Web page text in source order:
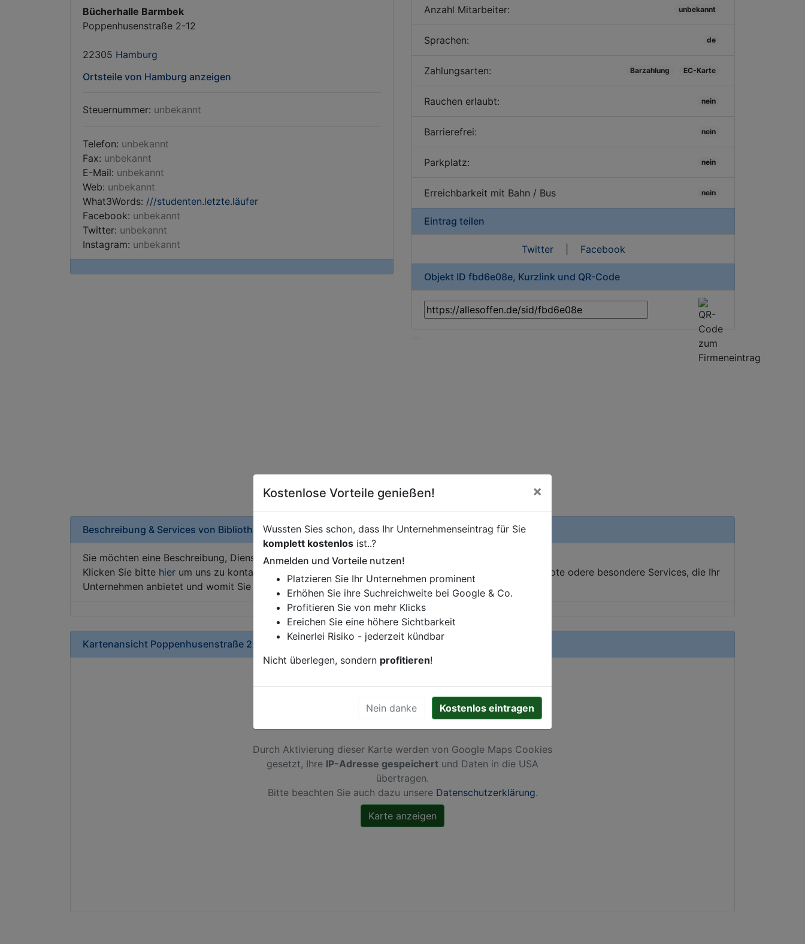
Bücherhalle Barmbek
Poppenhusenstraße 2-12
22305 Hamburg
Ortsteile von Hamburg anzeigen
Steuernummer: unbekannt
Telefon: unbekannt
Fax: unbekannt
E-Mail: unbekannt
Web: unbekannt
What3Words: ///studenten.letzte.läufer
Facebook: unbekannt
Twitter: unbekannt
Instagram: unbekannt
Anzahl Mitarbeiter: unbekannt
Sprachen: de
Zahlungsarten: Barzahlung EC-Karte
Rauchen erlaubt: nein
Barrierefrei: nein
Parkplatz: nein
Erreichbarkeit mit Bahn / Bus nein
Eintrag teilen
Twitter| Facebook
Objekt ID fbd6e08e, Kurzlink und QR-Code
Beschreibung & Services von Bibliothek-Bücherei-Bücherhalle
Sie möchten eine Beschreibung, Dienstleistung oder andere relevante Informationen hinzufügen?
Klicken Sie bitte hier um uns zu kontaktieren. Gerne erweitern wir Ihren Firmeneintrag um Sonderangebote odere besondere Services, die Ihr
Unternehmen anbietet und womit Sie sich von Ihren Wettbewerbern abheben.
Kartenansicht Poppenhusenstraße 2-12 Hamburg
Durch Aktivierung dieser Karte werden von Google Maps Cookies
gesetzt, Ihre IP-Adresse gespeichert und Daten in die USA
übertragen.
Bitte beachten Sie auch dazu unsere Datenschutzerklärung.
Kostenlose Vorteile genießen! ×
Wussten Sies schon, dass Ihr Unternehmenseintrag für Sie
komplett kostenlos ist..?
Anmelden und Vorteile nutzen!
Platzieren Sie Ihr Unternehmen prominent
Erhöhen Sie ihre Suchreichweite bei Google & Co.
Profitieren Sie von mehr Klicks
Ereichen Sie eine höhere Sichtbarkeit
Keinerlei Risiko - jederzeit kündbar
Nicht überlegen, sondern profitieren!
Nein danke Kostenlos eintragen